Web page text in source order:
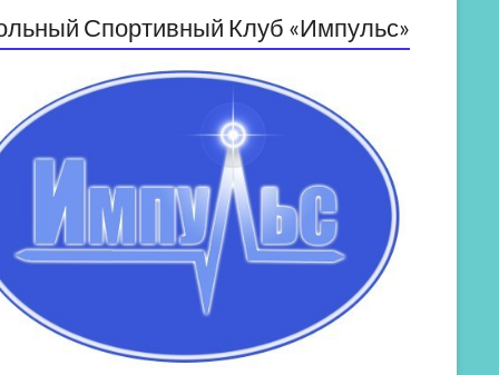
Спортивный Клуб «Импульс»